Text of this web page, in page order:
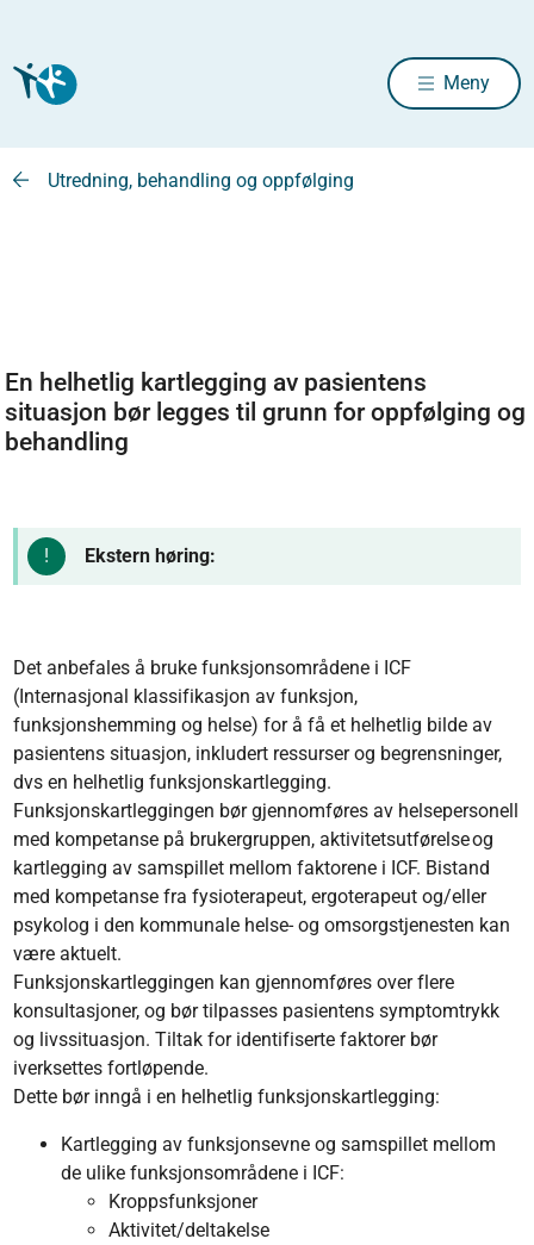
Meny
Utredning, behandling og oppfølging
En helhetlig kartlegging av pasientens
situasjon bør legges til grunn for oppfølging og
behandling
Ekstern høring:
Det anbefales å bruke funksjonsområdene i ICF
(Internasjonal klassifikasjon av funksjon,
funksjonshemming og helse) for å få et helhetlig bilde av
pasientens situasjon, inkludert ressurser og begrensninger,
dvs en helhetlig funksjonskartlegging.
Funksjonskartleggingen bør gjennomføres av helsepersonell
med kompetanse på brukergruppen, aktivitetsutførelse og
kartlegging av samspillet mellom faktorene i ICF. Bistand
med kompetanse fra fysioterapeut, ergoterapeut og/eller
psykolog i den kommunale helse- og omsorgstjenesten kan
være aktuelt.
Funksjonskartleggingen kan gjennomføres over flere
konsultasjoner, og bør tilpasses pasientens symptomtrykk
og livssituasjon. Tiltak for identifiserte faktorer bør
iverksettes fortløpende.
Dette bør inngå i en helhetlig funksjonskartlegging:
Kartlegging av funksjonsevne og samspillet mellom
de ulike funksjonsområdene i ICF:
Kroppsfunksjoner
Aktivitet/deltakelse